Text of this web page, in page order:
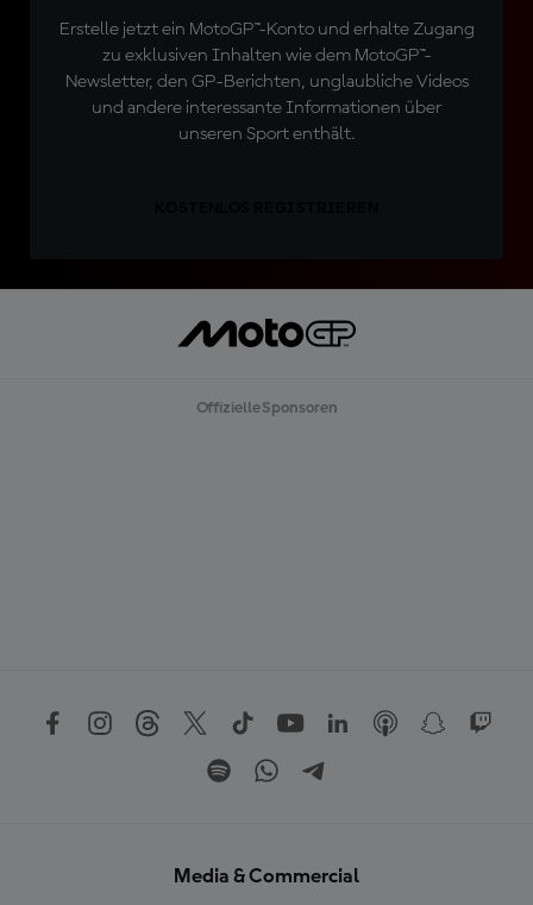
Erstelle jetzt ein MotoGP™-Konto und erhalte Zugang
zu exklusiven Inhalten wie dem MotoGP™-
Newsletter, den GP-Berichten, unglaubliche Videos
und andere interessante Informationen über
unseren Sport enthält.
Offizielle Sponsoren
Media & Commercial